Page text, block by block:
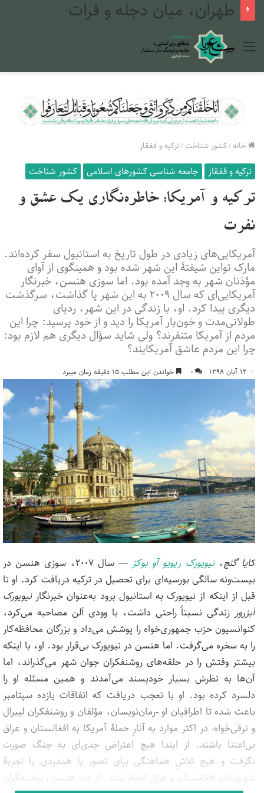
طهران، میان دجله و فرات
منو
خانه/کشور شناخت/ترکیه و قفقاز
ترکیه و قفقاز جامعه شناسی کشورهای اسلامی کشور شناخت
ترکیه و آمریکا: خاطره‌نگاری یک عشق و
نفرت
آمریکایی‌های زیادی در طول تاریخ به استانبول سفر کرده‌اند.
مارک تواین شیفتۀ این شهر شده بود و همینگوی از آوای
مؤذنان شهر به وجد آمده بود. اما سوزی هنسن، خبرنگار
آمریکایی‌ای که سال ۲۰۰۹ به این شهر پا گذاشت، سرگذشت
دیگری پیدا کرد. او، با زندگی در این شهر، ردپای
طولانی‌مدت و خون‌بار آمریکا را دید و از خود پرسید: چرا این
مردم از آمریکا متنفرند؟ ولی شاید سؤال دیگری هم لازم بود:
چرا این مردم عاشق آمریکایند؟
۱۲ آبان ۱۳۹۸ ۰ خواندن این مطلب ۱۵ دقیقه زمان میبرد
کایا گنچ،نیویورک ریویو آو بوکز
— سال ۲۰۰۷، سوزی هنسن در
بیست‌ونه سالگی بورسیه‌ای برای تحصیل در ترکیه دریافت کرد. او تا
قبل از اینکه از نیویورک به استانبول برود به‌عنوان خبرنگارنیویورک
آبزرور زندگی نسبتاً راحتی داشت، با وودی آلن مصاحبه می‌کرد،
کنوانسیون حزب جمهوری‌خواه را پوشش می‌داد و بزرگان محافظه‌کار
را به سخره می‌گرفت. اما هنسن در نیویورک بی‌قرار بود. او، با اینکه
بیشتر وقتش را در حلقه‌های روشنفکران جوان شهر می‌گذراند، اما
آن‌ها به نظرش بسیار خودپسند می‌آمدند و همین مسئله او را
دلسرد کرده بود. او با تعجب دریافت که اتفاقات یازده سپتامبر
باعث شده تا اطرافیان او -رمان‌نویسان، مؤلفان و روشنفکران لیبرال
و ترقی‌خواه- در اکثر موارد به آثارِ حملۀ آمریکا به افغانستان و عراق
بی‌اعتنا باشند. از ابتدا هیچ اعتراضِ جدی‌ای به جنگ صورت
نگرفت و هیچ تلاشِ هماهنگی برای تصور یا همدردی با تجربۀ
شهروندان افغانستان و عراق انجام نشد. از دید هنسن، روشنفکران